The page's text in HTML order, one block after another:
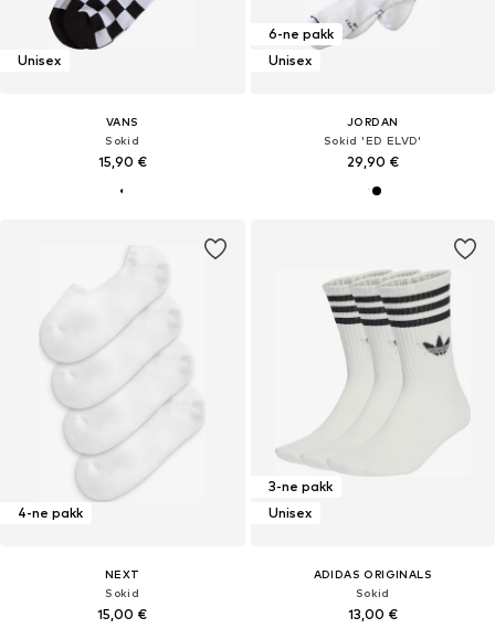
Unisex
VANS
Sokid
15,90 €
6-ne pakk
Unisex
JORDAN
Sokid 'ED ELVD'
29,90 €
4-ne pakk
NEXT
Sokid
15,00 €
3-ne pakk
Unisex
ADIDAS ORIGINALS
Sokid
13,00 €